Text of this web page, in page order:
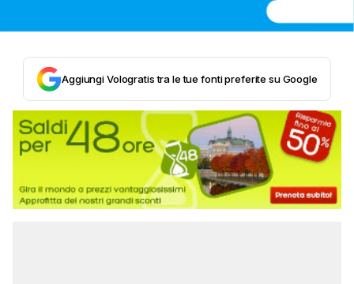
Aggiungi Vologratis tra le tue fonti preferite su Google